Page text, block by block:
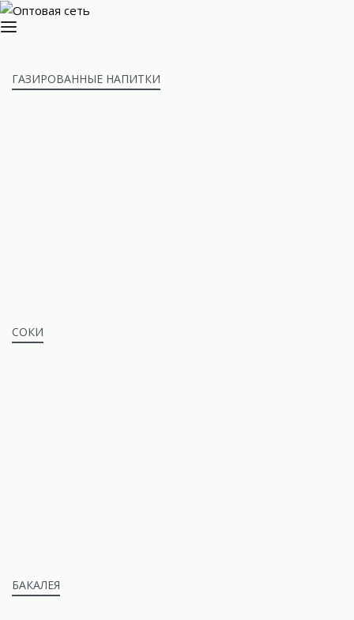
ГАЗИРОВАННЫЕ НАПИТКИ
СОКИ
БАКАЛЕЯ